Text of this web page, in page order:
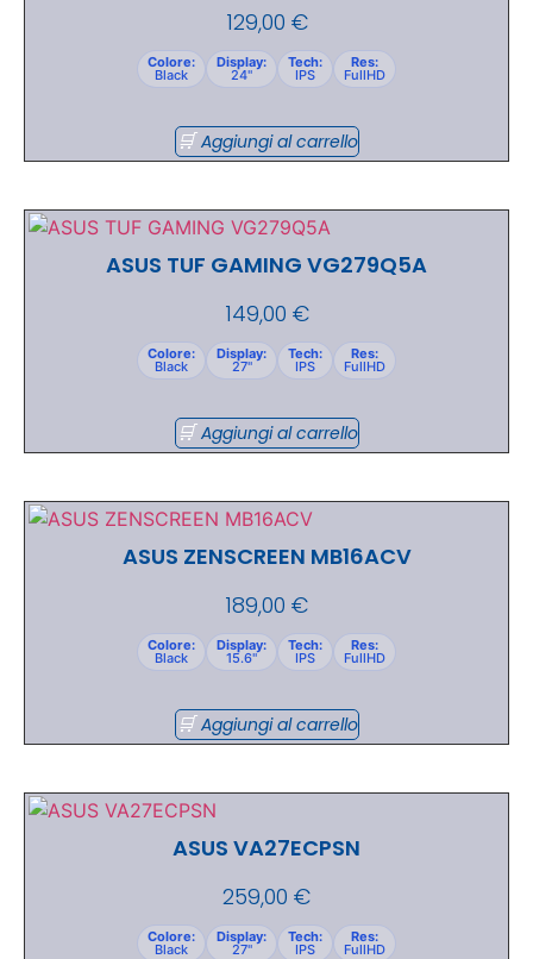
129,00 €
Colore:
Black
Display:
24"
Tech:
IPS
Res:
FullHD
Aggiungi al carrello
ASUS TUF GAMING VG279Q5A
149,00 €
Colore:
Black
Display:
27"
Tech:
IPS
Res:
FullHD
Aggiungi al carrello
ASUS ZENSCREEN MB16ACV
189,00 €
Colore:
Black
Display:
15.6"
Tech:
IPS
Res:
FullHD
Aggiungi al carrello
ASUS VA27ECPSN
259,00 €
Colore:
Black
Display:
27"
Tech:
IPS
Res:
FullHD